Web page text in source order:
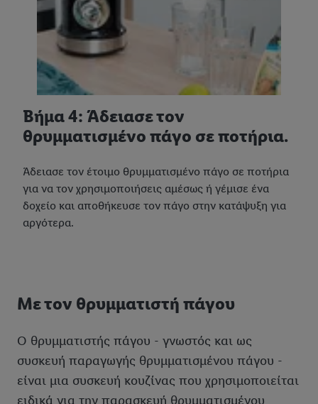
Βήμα 4: Άδειασε τον
θρυμματισμένο πάγο σε ποτήρια.
Άδειασε τον έτοιμο θρυμματισμένο πάγο σε ποτήρια
για να τον χρησιμοποιήσεις αμέσως ή γέμισε ένα
δοχείο και αποθήκευσε τον πάγο στην κατάψυξη για
αργότερα.
Με τον θρυμματιστή πάγου
Ο θρυμματιστής πάγου - γνωστός και ως
συσκευή παραγωγής θρυμματισμένου πάγου -
είναι μια συσκευή κουζίνας που χρησιμοποιείται
ειδικά για την παρασκευή θρυμματισμένου